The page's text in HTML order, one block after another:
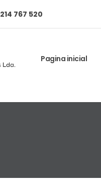
214 767 520
Pagina inicial